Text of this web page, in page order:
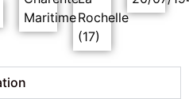
MaritimeRochelle
(17)